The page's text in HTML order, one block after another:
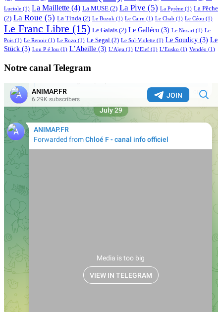
Luciole (1) La Maillette (4) La MUSE (2) La Pive (5) La Pyrène (1) La Pêche
(2) La Roue (5) La Tinda (2) Le Buzuk (1) Le Cairn (1) Le Chab (1) Le Céou (1)
Le Franc Libre (15) Le Galais (2) Le Galléco (3) Le Nissart (1) Le
Pois (1) Le Renoir (1) Le Rozo (1) Le Segal (2) Le Sol-Violette (1) Le Soudicy (3) Le
Stück (3) Lou P é lou (1) L’Abeille (3) L’Aïga (1) L’Elef (1) L’Eusko (1) Vendéo (1)
Notre canal Telegram